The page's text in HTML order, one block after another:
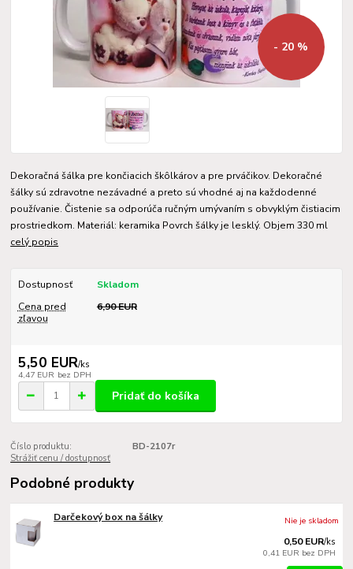
- 20 %
Dekoračná šálka pre končiacich škôlkárov a pre prváčikov. Dekoračné
šálky sú zdravotne nezávadné a preto sú vhodné aj na každodenné
používanie. Čistenie sa odporúča ručným umývaním s obvyklým čistiacim
prostriedkom. Materiál: keramika Povrch šálky je lesklý. Objem 330 ml
celý popis
Dostupnosť
Skladom
Cena pred
zľavou
6,90 EUR
5,50 EUR/ks
4,47 EUR bez DPH
Pridať do košíka
Číslo produktu:
BD-2107r
Strážiť cenu / dostupnosť
Podobné produkty
Darčekový box na šálky
0,50 EUR/ks
0,41 EUR bez DPH
Nie je skladom